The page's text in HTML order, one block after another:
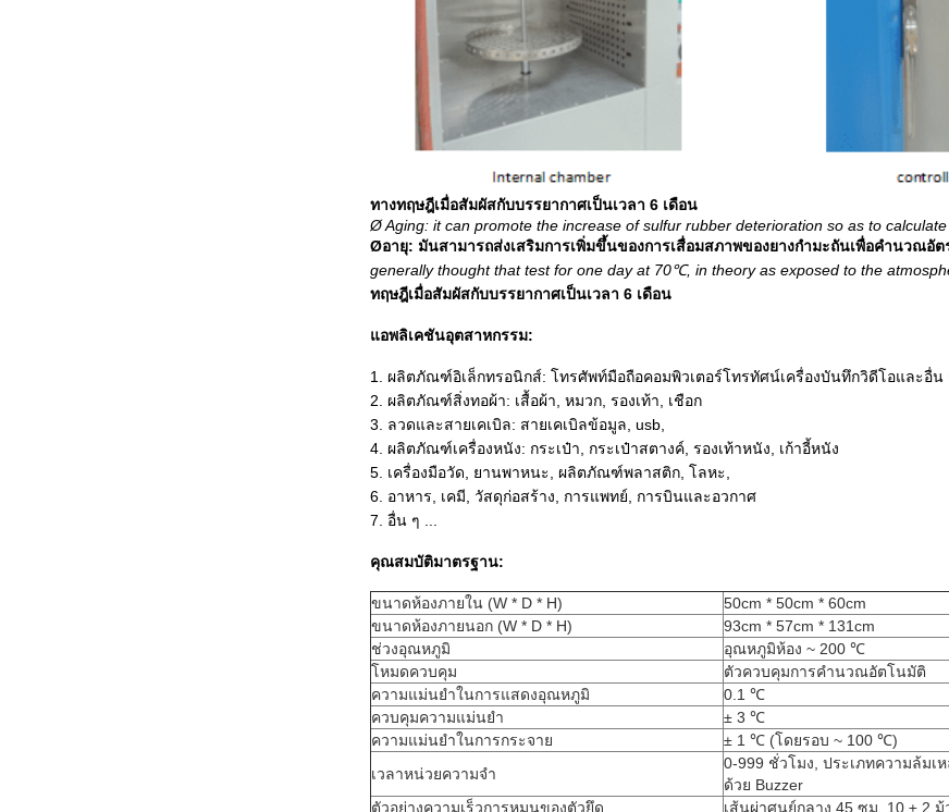
ทางทฤษฎีเมื่อสัมผัสกับบรรยากาศเป็นเวลา 6 เดือน
Ø Aging: it can promote the increase of sulfur rubber deterioration so as to
Øอายุ: มันสามารถส่งเสริมการเพิ่มขึ้นของการเสื่อมสภาพของยางกำมะถันเพื่อคำนวณอั
generally thought that test for one day at 70℃, in theory as exposed to the
ทฤษฎีเมื่อสัมผัสกับบรรยากาศเป็นเวลา 6 เดือน
แอพลิเคชันอุตสาหกรรม:
1. ผลิตภัณฑ์อิเล็กทรอนิกส์: โทรศัพท์มือถือคอมพิวเตอร์โทรทัศน์เครื่องบันทึกวิดีโอและอื่น
2. ผลิตภัณฑ์สิ่งทอผ้า: เสื้อผ้า, หมวก, รองเท้า, เชือก
3. ลวดและสายเคเบิล: สายเคเบิลข้อมูล, usb,
4. ผลิตภัณฑ์เครื่องหนัง: กระเป๋า, กระเป๋าสตางค์, รองเท้าหนัง, เก้าอี้หนัง
5. เครื่องมือวัด, ยานพาหนะ, ผลิตภัณฑ์พลาสติก, โลหะ,
6. อาหาร, เคมี, วัสดุก่อสร้าง, การแพทย์, การบินและอวกาศ
7. อื่น ๆ ...
คุณสมบัติมาตรฐาน:
ขนาดห้องภายใน (W * D * H)
50cm * 50cm * 60cm
ขนาดห้องภายนอก (W * D * H)
93cm * 57cm * 131cm
ช่วงอุณหภูมิ
อุณหภูมิห้อง ~ 200 ℃
โหมดควบคุม
ตัวควบคุมการคำนวณอัตโนมัติ
ความแม่นยำในการแสดงอุณหภูมิ
0.1 ℃
ควบคุมความแม่นยำ
± 3 ℃
ความแม่นยำในการกระจาย
± 1 ℃ (โดยรอบ ~ 100 ℃)
เวลาหน่วยความจำ
0-999 ชั่วโมง, ประเภทความล้มเ
ด้วย Buzzer
ตัวอย่างความเร็วการหมุนของตัวยึด
เส้นผ่าศูนย์กลาง 45 ซม. 10 ± 2